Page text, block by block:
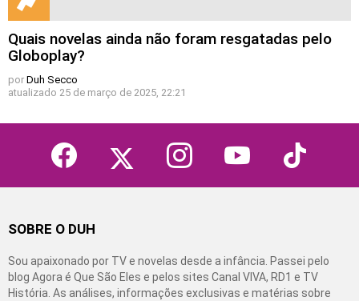
Quais novelas ainda não foram resgatadas pelo
Globoplay?
por Duh Secco
atualizado 25 de março de 2025, 22:21
facebook instagram youtube tiktok
SOBRE O DUH
Sou apaixonado por TV e novelas desde a infância. Passei pelo
blog Agora é Que São Eles e pelos sites Canal VIVA, RD1 e TV
História. As análises, informações exclusivas e matérias sobre